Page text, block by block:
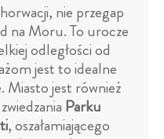
nie przegap
na Moru. To urocze
odległości od
jest to idealne
Miasto jest również
Parku
, oszałamiającego